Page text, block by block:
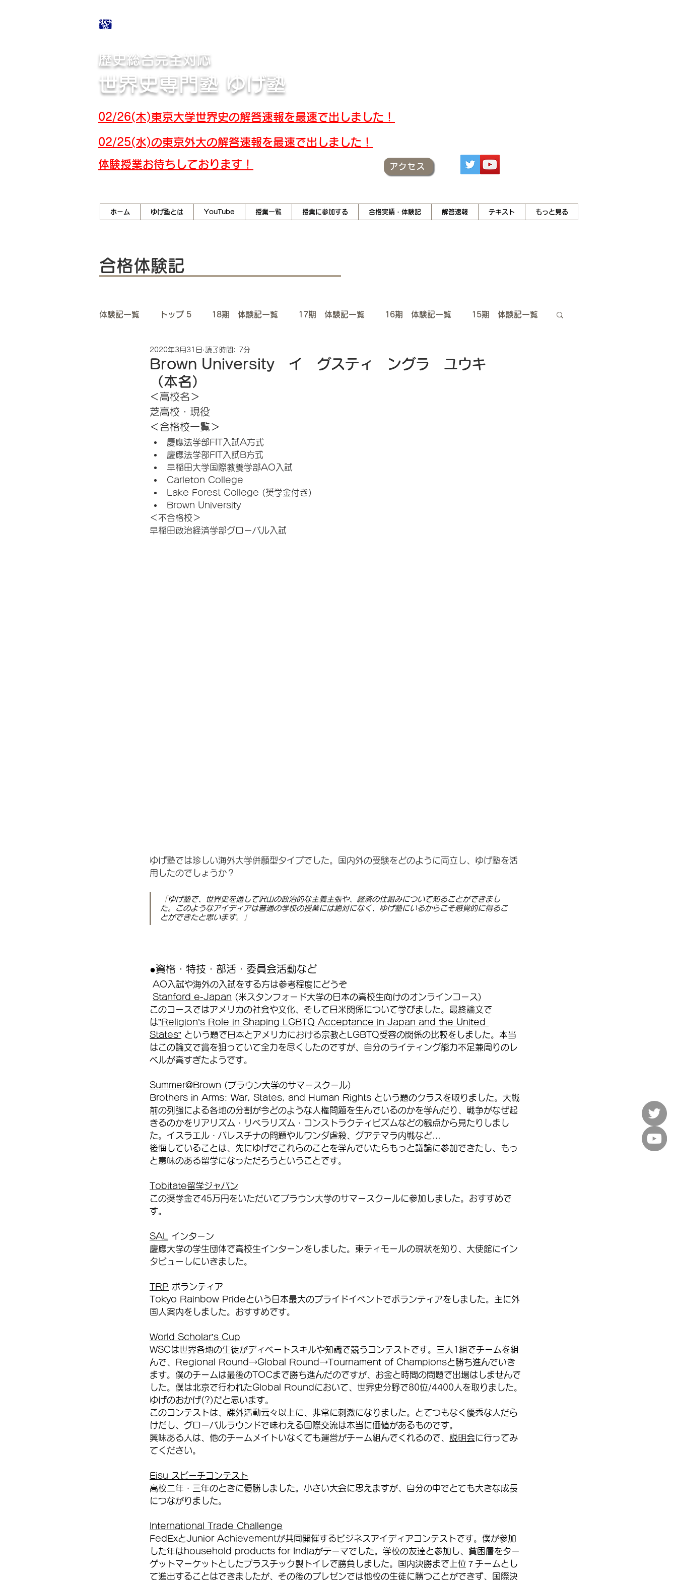
歴史総合完全対応
世界史専門塾 ゆげ塾
02/26(木)東京大学世界史の解答速報を最速で出しました！
02/25(水)の東京外大の解答速報を最速で出しました！
​体験授業お待ちしております！
アクセス
合格体験記
体験記一覧 トップ 5 18期 体験記一覧 17期 体験記一覧 16期 体験記一覧 15期 体験記一覧
14期 体験記一覧 13期 体験記一覧
9期 体験記一覧
Brown University イ グスティ ングラ ユウキ
（本名）
2020年3月31日 読了時間: 7分
＜高校名＞
芝高校・現役
＜合格校一覧＞
慶應法学部FIT入試A方式
慶應法学部FIT入試B方式
早稲田大学国際教養学部AO入試
Carleton College
Lake Forest College (奨学金付き)
Brown University
＜不合格校＞
早稲田政治経済学部グローバル入試
ゆげ塾では珍しい海外大学併願型タイプでした。国内外の受験をどのように両立し、ゆげ塾を活
用したのでしょうか？
「 ゆげ塾で、世界史を通して沢山の政治的な主義主張や、経済の仕組みについて知ることができまし
た。このようなアイディアは普通の学校の授業には絶対になく、ゆげ塾にいるからこそ感覚的に得るこ
とができたと思います。」
●資格・特技・部活・委員会活動など
AO入試や海外の入試をする方は参考程度にどうぞ
Stanford e-Japan (米スタンフォード大学の日本の高校生向けのオンラインコース)
このコースではアメリカの社会や文化、そして日米関係について学びました。最終論文で
は”Religion’s Role in Shaping LGBTQ Acceptance in Japan and the United
States” という題で日本とアメリカにおける宗教とLGBTQ受容の関係の比較をしました。本当
はこの論文で賞を狙っていて全力を尽くしたのですが、自分のライティング能力不足兼周りのレ
ベルが高すぎたようです。
Summer@Brown (ブラウン大学のサマースクール)
Brothers in Arms: War, States, and Human Rights という題のクラスを取りました。大戦
前の列強による各地の分割が今どのような人権問題を生んでいるのかを学んだり、戦争がなぜ起
きるのかをリアリズム・リベラリズム・コンストラクティビズムなどの観点から見たりしまし
た。イスラエル・パレスチナの問題やルワンダ虐殺、グアテマラ内戦など…
後悔していることは、先にゆげでこれらのことを学んでいたらもっと議論に参加できたし、もっ
と意味のある留学になっただろうということです。
Tobitate留学ジャパン
この奨学金で45万円をいただいてブラウン大学のサマースクールに参加しました。おすすめで
す。
SAL
インターン
慶應大学の学生団体で高校生インターンをしました。東ティモールの現状を知り、大使館にイン
タビューしにいきました。
TRP ボランティア
Tokyo Rainbow Prideという日本最大のプライドイベントでボランティアをしました。主に外
国人案内をしました。おすすめです。
World Scholar’s Cup
WSCは世界各地の生徒がディベートスキルや知識で競うコンテストです。三人1組でチームを組
んで、Regional Round→Global Round→Tournament of Championsと勝ち進んでいき
ます。僕のチームは最後のTOCまで勝ち進んだのですが、お金と時間の問題で出場はしませんで
した。僕は北京で行われたGlobal Roundにおいて、世界史分野で80位/4400人を取りました。
ゆげのおかげ(?)だと思います。
このコンテストは、課外活動云々以上に、非常に刺激になりました。とてつもなく優秀な人だら
けだし、グローバルラウンドで味わえる国際交流は本当に価値があるものです。
興味ある人は、他のチームメイトいなくても運営がチーム組んでくれるので、 説明会に行ってみ
てください。
Eisu スピーチコンテスト
高校二年・三年のときに優勝しました。小さい大会に思えますが、自分の中でとても大きな成長
につながりました。
International Trade Challenge
FedExとJunior Achievementが共同開催するビジネスアイディアコンテストです。僕が参加
した年はhousehold products for Indiaがテーマでした。学校の友達と参加し、貧困層をター
ゲットマーケットとしたプラスチック製トイレで勝負しました。国内決勝まで上位７チームとし
て進出することはできましたが、その後のプレゼンでは他校の生徒に勝つことができず、国際決
ホーム ゆげ塾とは YouTube 授業一覧 授業に参加する 合格実績・体験記 解答速報 テキスト もっと見る